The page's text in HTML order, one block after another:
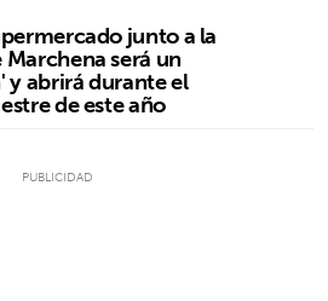
junto a la
será un
y abrirá durante el
de este año